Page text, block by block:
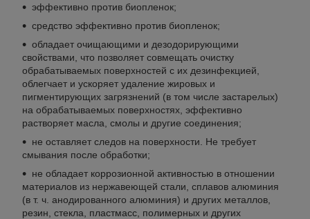
эффективно против биопленок;
средство эффективно против биопленок;
обладает очищающими и дезодорирующими
свойствами, что позволяет совмещать очистку
обрабатываемых поверхностей с их дезинфекцией,
облегчает и ускоряет удаление жировых и
пигментирующих загрязнений (в том числе застарелых)
на обрабатываемых поверхностях, эффективно
растворяет масла, смолы и другие соединения;
не оставляет следов на поверхности. Не требует
смывания после обработки;
не обладает коррозионной активностью в отношении
материалов из нержавеющей стали, сплавов алюминия
(в т. ч. анодированного алюминия) и других металлов,
резин, стекла, пластмасс, полимерных и других